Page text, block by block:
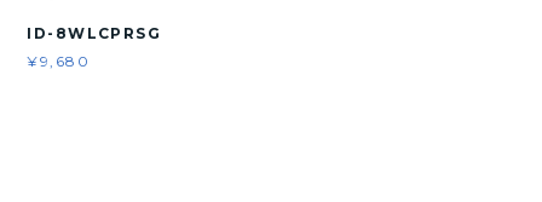
ID-8WLCPRSG
¥9,680